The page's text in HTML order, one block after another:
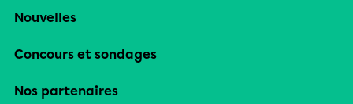
Nouvelles
Concours et sondages
Nos partenaires